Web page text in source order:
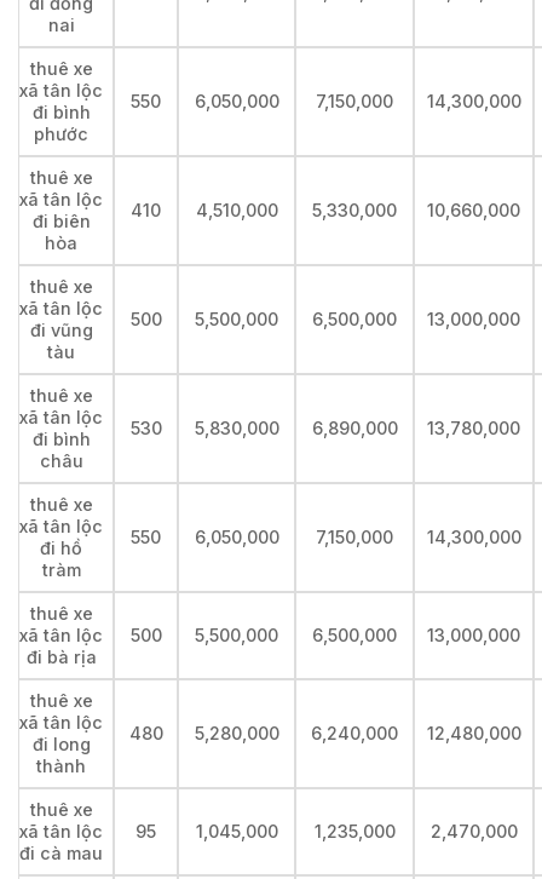
nai
thuê xe
xã tân lộc
đi bình
phước
550 6,050,000 7,150,000 14,300,000
thuê xe
xã tân lộc
đi biên
hòa
410 4,510,000 5,330,000 10,660,000
thuê xe
xã tân lộc
đi vũng
tàu
500 5,500,000 6,500,000 13,000,000
thuê xe
xã tân lộc
đi bình
châu
530 5,830,000 6,890,000 13,780,000
thuê xe
xã tân lộc
đi hồ
tràm
550 6,050,000 7,150,000 14,300,000
thuê xe
xã tân lộc
đi bà rịa
500 5,500,000 6,500,000 13,000,000
thuê xe
xã tân lộc
đi long
thành
480 5,280,000 6,240,000 12,480,000
thuê xe
xã tân lộc
đi cà mau
95 1,045,000 1,235,000 2,470,000